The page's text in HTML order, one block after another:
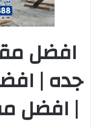
افضل
جده |
| افضل